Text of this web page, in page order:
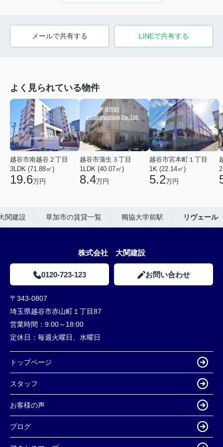
メールで共有する LINEで共有する
よく見られている物件
越谷市南越谷２丁目
3LDK (71.88㎡)
19.6万円
越谷市蒲生３丁目
1LDK (40.07㎡)
8.4万円
越谷市宮本町１丁目
1K (22.14㎡)
5.2万円
関建設 草加市の賃貸一覧 獨協大学前駅 リヴェール
株式会社 大関建設
0120-723-123 お問い合わせ
〒343-0807
埼玉県越谷市赤山町１丁目87
営業時間： 9:00～18:00
定休日： 毎週火曜日、水曜日
トップページ
スタッフ
お客様の声
ブログ